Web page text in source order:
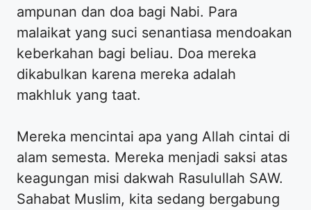
ampunan dan doa bagi Nabi. Para
malaikat yang suci senantiasa mendoakan
keberkahan bagi beliau. Doa mereka
dikabulkan karena mereka adalah
makhluk yang taat.
Mereka mencintai apa yang Allah cintai di
alam semesta. Mereka menjadi saksi atas
keagungan misi dakwah Rasulullah SAW.
Sahabat Muslim, kita sedang bergabung